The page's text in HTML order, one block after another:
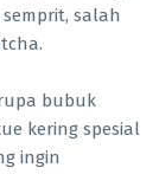
salah
bubuk
kering spesial
ingin